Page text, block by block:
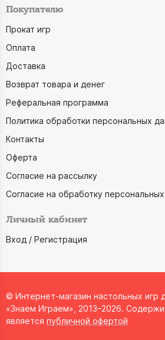
Покупателю
Прокат игр
Оплата
Доставка
Возврат товара и денег
Реферальная программа
Политика обработки персональных
Контакты
Оферта
Согласие на рассылку
Согласие на обработку
Личный кабинет
Вход / Регистрация
© Интернет-магазин настольных игр
«Знаем Играем», 2013–2026.
является публичной офертой